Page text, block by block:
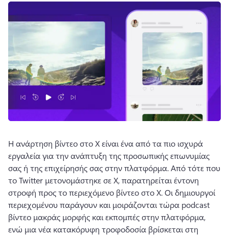
Η ανάρτηση βίντεο στο X είναι ένα από τα πιο ισχυρά
εργαλεία για την ανάπτυξη της προσωπικής επωνυμίας
σας ή της επιχείρησής σας στην πλατφόρμα. Από τότε που
το Twitter μετονομάστηκε σε X, παρατηρείται έντονη
στροφή προς το περιεχόμενο βίντεο στο X. Οι δημιουργοί
περιεχομένου παράγουν και μοιράζονται τώρα podcast
βίντεο μακράς μορφής και εκπομπές στην πλατφόρμα,
ενώ μια νέα κατακόρυφη τροφοδοσία βρίσκεται στη